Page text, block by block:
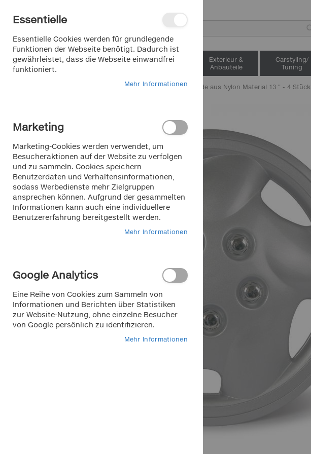
Suche
Interieur &
Exterieur &
Anbauteile
Carstyling/
Tuning
Home Radblende aus Nylon Material 13 " - 4 Stück
der
springen
Essentielle
Essentielle Cookies werden für grundlegende
Funktionen der Webseite benötigt. Dadurch ist
gewährleistet, dass die Webseite einwandfrei
funktioniert.
Mehr Informationen
Marketing
Marketing-Cookies werden verwendet, um
Besucheraktionen auf der Website zu verfolgen
und zu sammeln. Cookies speichern
Benutzerdaten und Verhaltensinformationen,
sodass Werbedienste mehr Zielgruppen
ansprechen können. Aufgrund der gesammelten
Informationen kann auch eine individuellere
Benutzererfahrung bereitgestellt werden.
Mehr Informationen
Google Analytics
Eine Reihe von Cookies zum Sammeln von
Informationen und Berichten über Statistiken
zur Website-Nutzung, ohne einzelne Besucher
von Google persönlich zu identifizieren.
Mehr Informationen